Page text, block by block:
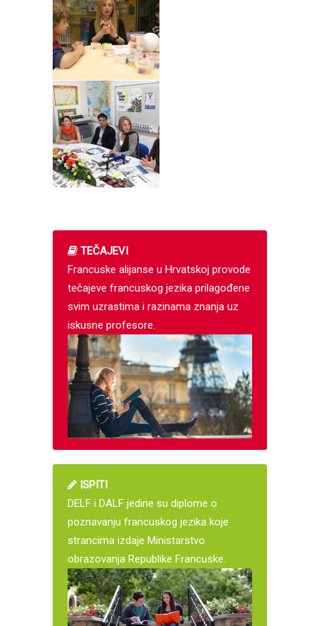
TEČAJEVI
Francuske alijanse u Hrvatskoj provode
tečajeve francuskog jezika prilagođene
svim uzrastima i razinama znanja uz
iskusne profesore.
ISPITI
DELF i DALF jedine su diplome o
poznavanju francuskog jezika koje
strancima izdaje Ministarstvo
obrazovanja Republike Francuske.